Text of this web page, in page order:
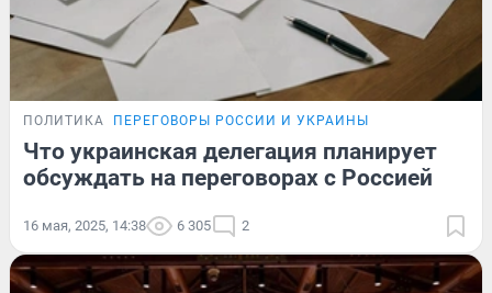
ПОЛИТИКА ПЕРЕГОВОРЫ РОССИИ И УКРАИНЫ
Что украинская делегация планирует
обсуждать на переговорах с Россией
16 мая, 2025, 14:38 6 305 2